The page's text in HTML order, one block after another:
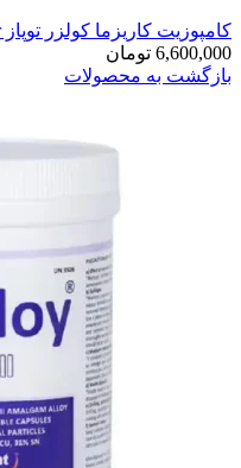
کامپوزیت کاریزما کولزر توپاز Composite Charisma Topaz Kulzer
6,600,000 تومان
بازگشت به محصولات